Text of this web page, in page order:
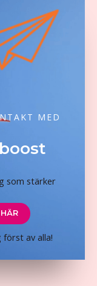
MED
som stärker
av alla!